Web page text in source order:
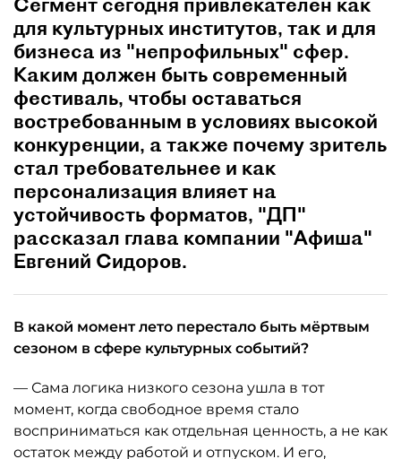
для культурных институтов, так и для
бизнеса из "непрофильных" сфер.
Каким должен быть современный
фестиваль, чтобы оставаться
востребованным в условиях высокой
конкуренции, а также почему зритель
стал требовательнее и как
персонализация влияет на
устойчивость форматов, "ДП"
рассказал глава компании "Афиша"
Евгений Сидоров.
В какой момент лето перестало быть мёртвым
сезоном в сфере культурных событий?
— Сама логика низкого сезона ушла в тот
момент, когда свободное время стало
восприниматься как отдельная ценность, а не как
остаток между работой и отпуском. И его,